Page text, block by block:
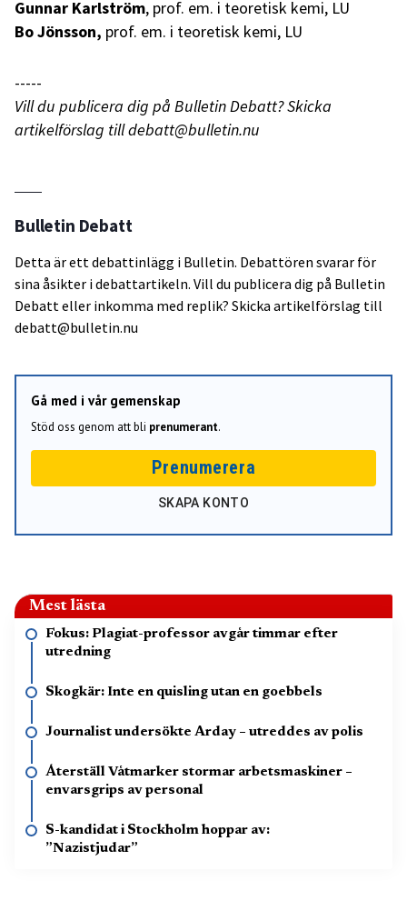
Gunnar Karlström, prof. em. i teoretisk kemi, LU
Bo Jönsson, prof. em. i teoretisk kemi, LU
-----
Vill du publicera dig på Bulletin Debatt? Skicka
artikelförslag till debatt@bulletin.nu
Bulletin Debatt
Detta är ett debattinlägg i Bulletin. Debattören svarar för
sina åsikter i debattartikeln. Vill du publicera dig på Bulletin
Debatt eller inkomma med replik? Skicka artikelförslag till
debatt@bulletin.nu
Gå med i vår gemenskap
Stöd oss genom att bli prenumerant.
Prenumerera
SKAPA KONTO
Mest lästa
Fokus: Plagiat-professor avgår timmar efter
utredning
Skogkär: Inte en quisling utan en goebbels
Journalist undersökte Arday – utreddes av polis
Återställ Våtmarker stormar arbetsmaskiner –
envarsgrips av personal
S-kandidat i Stockholm hoppar av:
”Nazistjudar”